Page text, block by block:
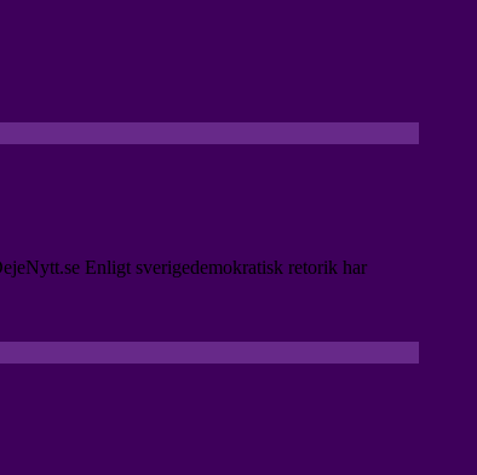
Enligt sverigedemokratisk retorik har